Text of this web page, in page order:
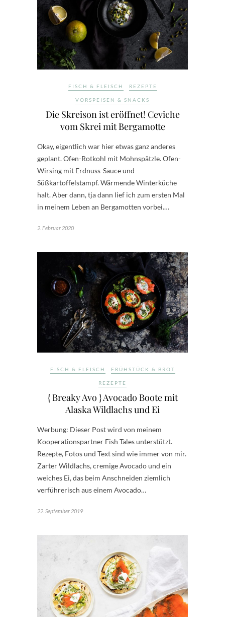
FISCH & FLEISCH REZEPTE
VORSPEISEN & SNACKS
Die Skreison ist eröffnet! Ceviche
vom Skrei mit Bergamotte
Okay, eigentlich war hier etwas ganz anderes
geplant. Ofen-Rotkohl mit Mohnspätzle. Ofen-
Wirsing mit Erdnuss-Sauce und
Süßkartoffelstampf. Wärmende Winterküche
halt. Aber dann, tja dann lief ich zum ersten Mal
in meinem Leben an Bergamotten vorbei.…
2. Februar 2020
FISCH & FLEISCH FRÜHSTÜCK & BROT
REZEPTE
{ Breaky Avo } Avocado Boote mit
Alaska Wildlachs und Ei
Werbung: Dieser Post wird von meinem
Kooperationspartner Fish Tales unterstützt.
Rezepte, Fotos und Text sind wie immer von mir.
Zarter Wildlachs, cremige Avocado und ein
weiches Ei, das beim Anschneiden ziemlich
verführerisch aus einem Avocado…
22. September 2019